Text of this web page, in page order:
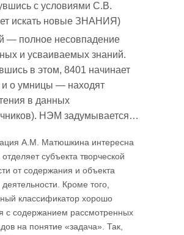
с условиями С.В.
искать новые ЗНАНИЯ)
— полное несовпадение
и усваиваемых знаний.
в этом, 8401 начинает
и о умницы — находят
в данных
НЭМ задумывается…
А.М. Матюшкина интересна
субъекта творческой
от содержания и объекта
деятельности. Кроме того,
классификатор хорошо
с содержанием рассмотренных
на понятие «задача». Так,